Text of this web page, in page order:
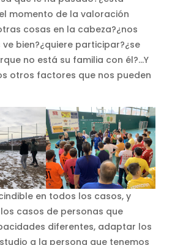
momento de la valoración
cosas en la cabeza?¿nos
ve bien?¿quiere participar?¿se
no está su familia con él?…Y
otros factores que nos pueden
en todos los casos, y
casos de personas que
diferentes, adaptar los
a la persona que tenemos